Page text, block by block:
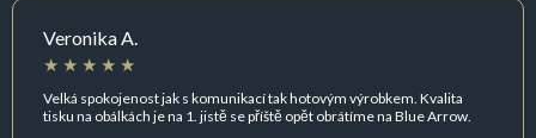
Veronika A.
Velká spokojenost jak s komunikací tak hotovým výrobkem. Kvalita
tisku na obálkách je na 1. jistě se příště opět obrátíme na Blue Arrow.